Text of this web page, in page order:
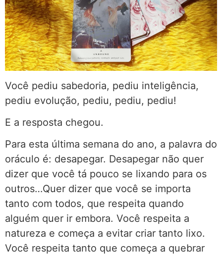
Você pediu sabedoria, pediu inteligência,
pediu evolução, pediu, pediu, pediu!
E a resposta chegou.
Para esta última semana do ano, a palavra do
oráculo é: desapegar. Desapegar não quer
dizer que você tá pouco se lixando para os
outros…Quer dizer que você se importa
tanto com todos, que respeita quando
alguém quer ir embora. Você respeita a
natureza e começa a evitar criar tanto lixo.
Você respeita tanto que começa a quebrar